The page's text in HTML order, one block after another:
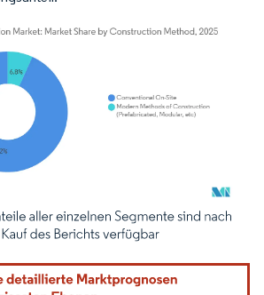
Wiederverwendung erfordert Namensnennung